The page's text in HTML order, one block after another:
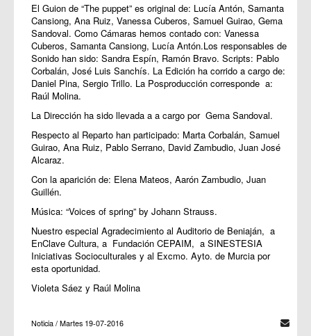
El Guion de “The puppet” es original de: Lucía Antón, Samanta
Cansiong, Ana Ruiz, Vanessa Cuberos, Samuel Guirao, Gema
Sandoval. Como Cámaras hemos contado con: Vanessa
Cuberos, Samanta Cansiong, Lucía Antón.Los responsables de
Sonido han sido: Sandra Espín, Ramón Bravo. Scripts: Pablo
Corbalán, José Luis Sanchís. La Edición ha corrido a cargo de:
Daniel Pina, Sergio Trillo. La Posproducción corresponde a:
Raúl Molina.
La Dirección ha sido llevada a a cargo por Gema Sandoval.
Respecto al Reparto han participado: Marta Corbalán, Samuel
Guirao, Ana Ruiz, Pablo Serrano, David Zambudio, Juan José
Alcaraz.
Con la aparición de: Elena Mateos, Aarón Zambudio, Juan
Guillén.
Música: “Voices of spring” by Johann Strauss.
Nuestro especial Agradecimiento al Auditorio de Beniaján, a
EnClave Cultura, a Fundación CEPAIM, a SINESTESIA
Iniciativas Socioculturales y al Excmo. Ayto. de Murcia por
esta oportunidad.
Violeta Sáez y Raúl Molina
Noticia / Martes 19-07-2016